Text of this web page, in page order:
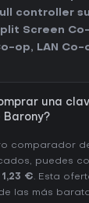
controller
Screen
op, LAN Co-
una
comparador
puedes
1,23 €. Esta
las más